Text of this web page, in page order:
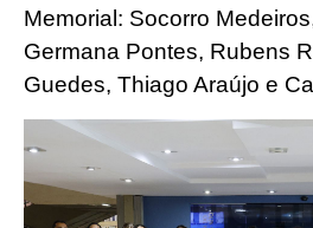
Memorial: Socorro
Germana Pontes, Rubens
Guedes, Thiago Araújo e